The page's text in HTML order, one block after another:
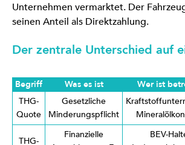
Unternehmen vermarktet. Der
seinen Anteil als Direktzahlung.
Der zentrale Unterschied auf
Begriff Was es ist Wer ist
THG-
Quote
Gesetzliche
Minderungspflicht
THG-
Finanzielle
BEV-